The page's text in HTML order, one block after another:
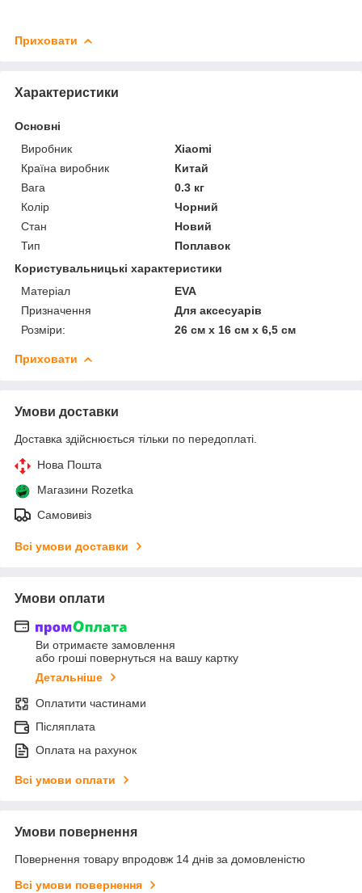
Приховати
Характеристики
Основні
Виробник
Xiaomi
Країна виробник
Китай
Вага
0.3 кг
Колір
Чорний
Стан
Новий
Тип
Поплавок
Користувальницькі характеристики
Матеріал
EVA
Призначення
Для аксесуарів
Розміри:
26 см х 16 см х 6,5 см
Приховати
Умови доставки
Доставка здійснюється тільки по передоплаті.
Нова Пошта
Магазини Rozetka
Самовивіз
Всі умови доставки
Умови оплати
Ви отримаєте замовлення
або гроші повернуться на вашу картку
Детальніше
Оплатити частинами
Післяплата
Оплата на рахунок
Всі умови оплати
Умови повернення
Повернення товару впродовж 14 днів за домовленістю
Всі умови повернення